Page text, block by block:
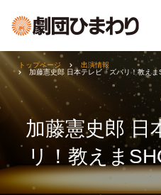
加藤憲史郎 日
リ！教えま
トップページ
出演情報
加藤憲史郎 日本テレビ「ズバリ！教え